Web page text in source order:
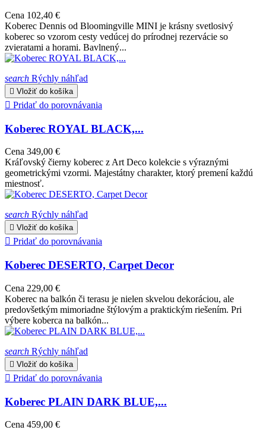
Cena 102,40 €
Koberec Dennis od Bloomingville MINI je krásny svetlosivý
koberec so vzorom cesty vedúcej do prírodnej rezervácie so
zvieratami a horami. Bavlnený...
search Rýchly náhľad
 Vložiť do košíka
 Pridať do porovnávania
Koberec ROYAL BLACK,...
Cena 349,00 €
Kráľovský čierny koberec z Art Deco kolekcie s výraznými
geometrickými vzormi. Majestátny charakter, ktorý premení každú
miestnosť.
search Rýchly náhľad
 Vložiť do košíka
 Pridať do porovnávania
Koberec DESERTO, Carpet Decor
Cena 229,00 €
Koberec na balkón či terasu je nielen skvelou dekoráciou, ale
predovšetkým mimoriadne štýlovým a praktickým riešením. Pri
výbere koberca na balkón...
search Rýchly náhľad
 Vložiť do košíka
 Pridať do porovnávania
Koberec PLAIN DARK BLUE,...
Cena 459,00 €